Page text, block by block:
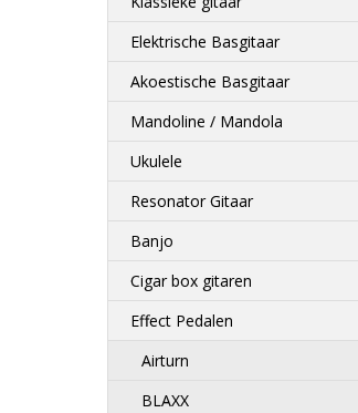
Elektrische Basgitaar
Akoestische Basgitaar
Mandoline / Mandola
Ukulele
Resonator Gitaar
Banjo
Cigar box gitaren
Effect Pedalen
Airturn
BLAXX